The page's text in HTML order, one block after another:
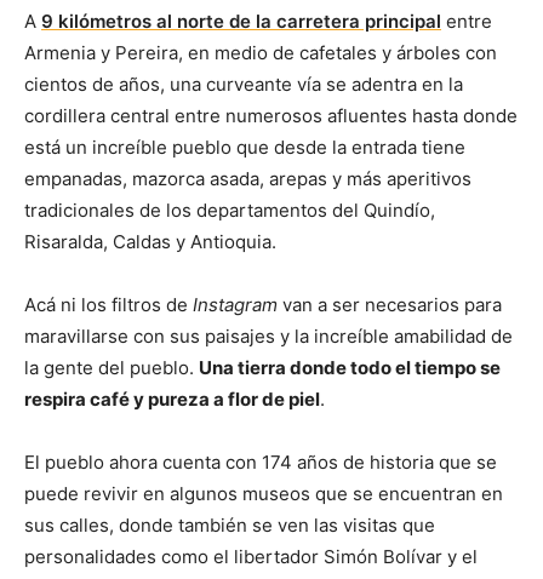
A 9 kilómetros al norte de la carretera principal entre
Armenia y Pereira, en medio de cafetales y árboles con
cientos de años, una curveante vía se adentra en la
cordillera central entre numerosos afluentes hasta donde
está un increíble pueblo que desde la entrada tiene
empanadas, mazorca asada, arepas y más aperitivos
tradicionales de los departamentos del Quindío,
Risaralda, Caldas y Antioquia.
Acá ni los filtros de Instagram van a ser necesarios para
maravillarse con sus paisajes y la increíble amabilidad de
la gente del pueblo. Una tierra donde todo el tiempo se
respira café y pureza a flor de piel.
El pueblo ahora cuenta con 174 años de historia que se
puede revivir en algunos museos que se encuentran en
sus calles, donde también se ven las visitas que
personalidades como el libertador Simón Bolívar y el